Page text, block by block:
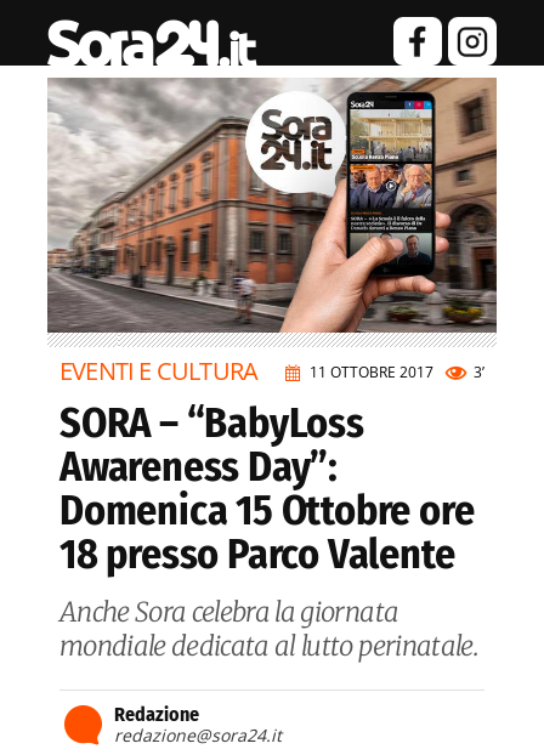
11 OTTOBRE 2017 3’
EVENTI E CULTURA
SORA – “BabyLoss
Awareness Day”:
Domenica 15 Ottobre ore
18 presso Parco Valente
Anche Sora celebra la giornata
mondiale dedicata al lutto perinatale.
Redazione
redazione@sora24.it